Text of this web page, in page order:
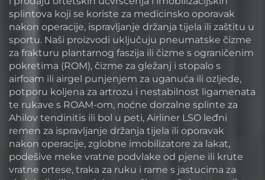
splintova koji se koriste za medicinsko oporavak
nakon operacije, ispravljanje držanja tijela ili zaštitu u
sportu. Naši proizvodi uključuju pneumatske čizme
za frakturu plantarnog faszija ili čizme s ograničenim
pokretima (ROM), čizme za gležanj i stopalo s
airfoam ili airgel punjenjem za uganuća ili ozljede,
potporu koljena za artrozu i nestabilnost ligamenata
te rukave s ROAM-om, noćne dorzalne splinte za
Ahilov tendinitis ili bol u peti, Airliner LSO leđni
remen za ispravljanje držanja tijela ili oporavak
nakon operacije, zglobne imobilizatore za lakat,
podešive meke vratne podvlake od pjene ili krute
vratne ortese, traka za ruku i rame s jastucima za